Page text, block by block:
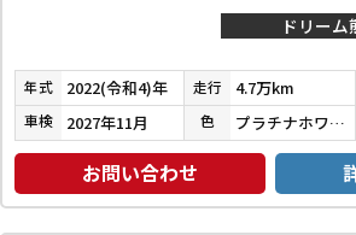
ドリーム
年式 2022(令和4)年 走行 4.7万km
車検 2027年11月 色 プラチナホワイトパール
お問い合わせ